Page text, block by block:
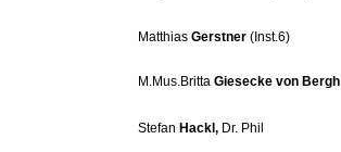
Matthias Gerstner (Inst.6)
M.Mus.Britta Giesecke von Bergh
Stefan Hackl , Dr. Phil